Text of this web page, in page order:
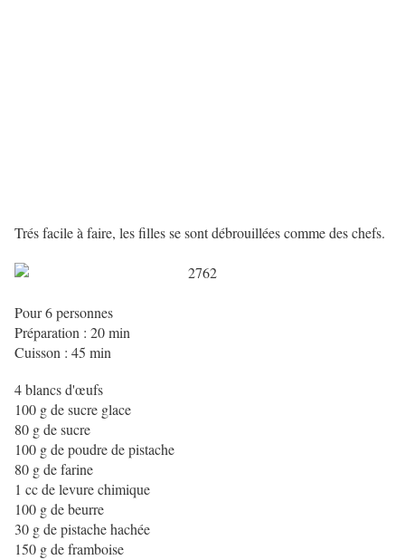
Trés facile à faire, les filles se sont débrouillées comme des chefs.
Pour 6 personnes
Préparation : 20 min
Cuisson : 45 min
4 blancs d'œufs
100 g de sucre glace
80 g de sucre
100 g de poudre de pistache
80 g de farine
1 cc de levure chimique
100 g de beurre
30 g de pistache hachée
150 g de framboise